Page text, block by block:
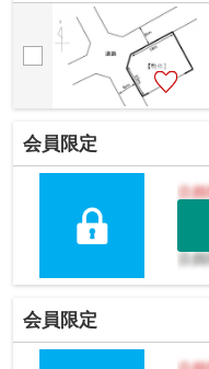
会員限定
会員限定